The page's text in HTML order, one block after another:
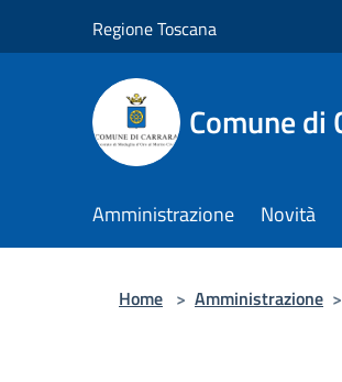
Regione Toscana
Comune di
Amministrazione Novità
Home > Amministrazione >